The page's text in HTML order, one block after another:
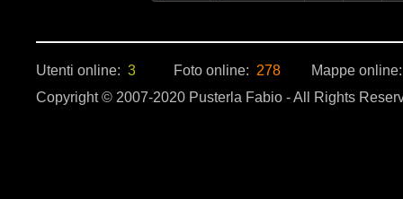
Utenti online: 3 Foto online: 278
Mappe
Copyright © 2007-2020 Pusterla Fabio - All Rights